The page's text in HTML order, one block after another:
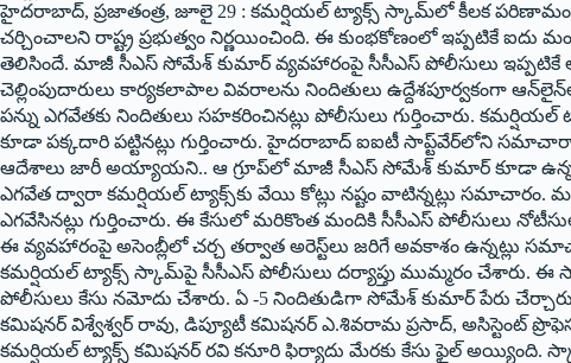
హైదరాబాద్‌, ప్రజాతంత్ర, జూలై 29 : కమర్షియల్‌ ట్యాక్స్‌ స్కామ్‌లో కీలక పరిణామం
చర్చించాలని రాష్ట్ర ప్రభుత్వం నిర్ణయించింది. ఈ కుంభకోణంలో ఇప్పటికే
తెలిసిందే. మాజీ సీఎస్‌ సోమేశ్‌ కుమార్‌ వ్యవహారంపై సీసీఎస్‌ పోలీసులు ఇప్పటికే
చెల్లింపుదారులు కార్యకలాపాల వివరాలను నిందితులు ఉద్దేశపూర్వకంగా
పన్ను ఎగవేతకు నిందితులు సహకరించినట్లు పోలీసులు గుర్తించారు.
కూడా పక్కదారి పట్టినట్లు గుర్తించారు. హైదరాబాద్‌ ఐఐటీ సాప్ట్‌వేర్‌లోని
ఆదేశాలు జారీ అయ్యాయని.. ఆ గ్రూప్‌లో మాజీ సీఎస్‌ సోమేశ్‌ కుమార్‌ కూడా
ఎగవేత ద్వారా కమర్షియల్‌ ట్యాక్స్‌కు వేయి కోట్లు నష్టం వాటిన్నట్లు సమాచారం. మరో
ఎగవేసినట్లు గుర్తించారు. ఈ కేసులో మరికొంత మందికి సీసీఎస్‌ పోలీసులు
ఈ వ్యవహారంపై అసెంబ్లీలో చర్చ తర్వాత అరెస్ట్‌లు జరిగే అవకాశం ఉన్నట్లు
కమర్షియల్‌ ట్యాక్స్‌ స్కామ్‌పై సీసీఎస్‌ పోలీసులు దర్యాప్తు ముమ్మరం చేశారు.
పోలీసులు కేసు నమోదు చేశారు. ఏ -5 నిందితుడిగా సోమేశ్‌ కుమార్‌ పేరు
కమిషనర్‌ విశ్వేశ్వర్‌ రావు, డిప్యూటీ కమిషనర్‌ ఎ.శివరామ ప్రసాద్‌, అసిస్టెంట్‌
కమర్షియల్‌ ట్యాక్స్‌ కమిషనర్‌ రవి కనూరి ఫిర్యాదు మేరకు కేసు ఫైల్‌ అయ్యింది.